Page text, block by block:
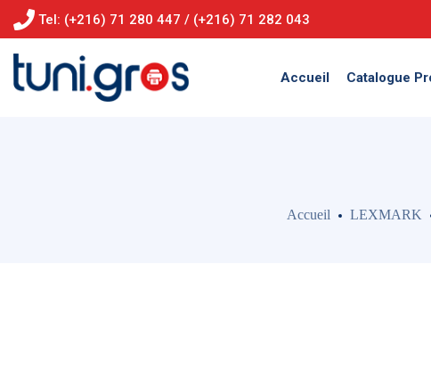
Tel: (+216) 71 280 447 / (+216) 71 282 043
Accueil Catalogue
Accueil LEXMARK